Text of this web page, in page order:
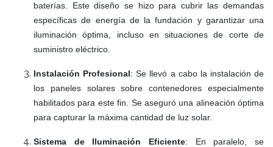
baterías. Este diseño se hizo para cubrir las demandas
específicas de energía de la fundación y garantizar una
iluminación óptima, incluso en situaciones de corte de
suministro eléctrico.
Instalación Profesional: Se llevó a cabo la instalación de
los paneles solares sobre contenedores especialmente
habilitados para este fin. Se aseguró una alineación óptima
para capturar la máxima cantidad de luz solar.
Sistema de Iluminación Eficiente: En paralelo, se